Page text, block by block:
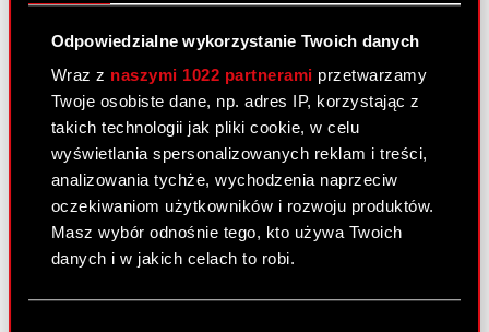
Odpowiedzialne wykorzystanie Twoich danych
Wraz z naszymi 1022 partnerami przetwarzamy
Twoje osobiste dane, np. adres IP, korzystając z
takich technologii jak pliki cookie, w celu
wyświetlania spersonalizowanych reklam i treści,
analizowania tychże, wychodzenia naprzeciw
oczekiwaniom użytkowników i rozwoju produktów.
Masz wybór odnośnie tego, kto używa Twoich
danych i w jakich celach to robi.
Raport bieżący nr 14/2012
7 maja 2012
PDF
Wpis zastawu rejestrowego na prawie
ochronnym do znaku towarowego
Raport bieżący nr 13/2012
2 maja 2012
PDF Ujawnienie stanu posiadania